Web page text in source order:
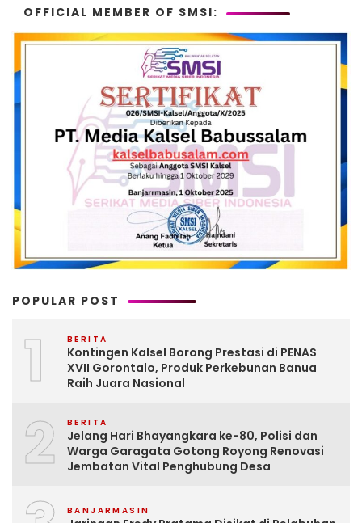
OFFICIAL MEMBER OF SMSI:
POPULAR POST
1 BERITA
Kontingen Kalsel Borong Prestasi di PENAS
XVII Gorontalo, Produk Perkebunan Banua
Raih Juara Nasional
2 BERITA
Jelang Hari Bhayangkara ke-80, Polisi dan
Warga Garagata Gotong Royong Renovasi
Jembatan Vital Penghubung Desa
BANJARMASIN